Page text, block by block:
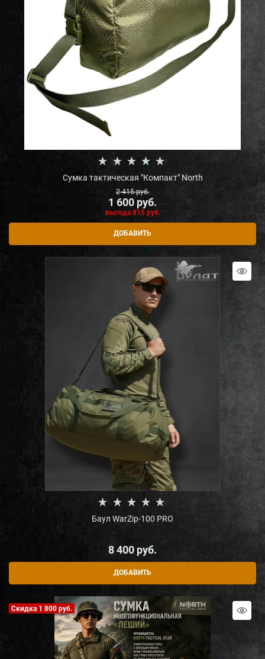
Сумка тактическая "Компакт" North
2 415 руб.
1 600 руб.
выгода 815 руб.
ДОБАВИТЬ
Баул WarZip-100 PRO
8 400 руб.
ДОБАВИТЬ
Скидка 1 800 руб.